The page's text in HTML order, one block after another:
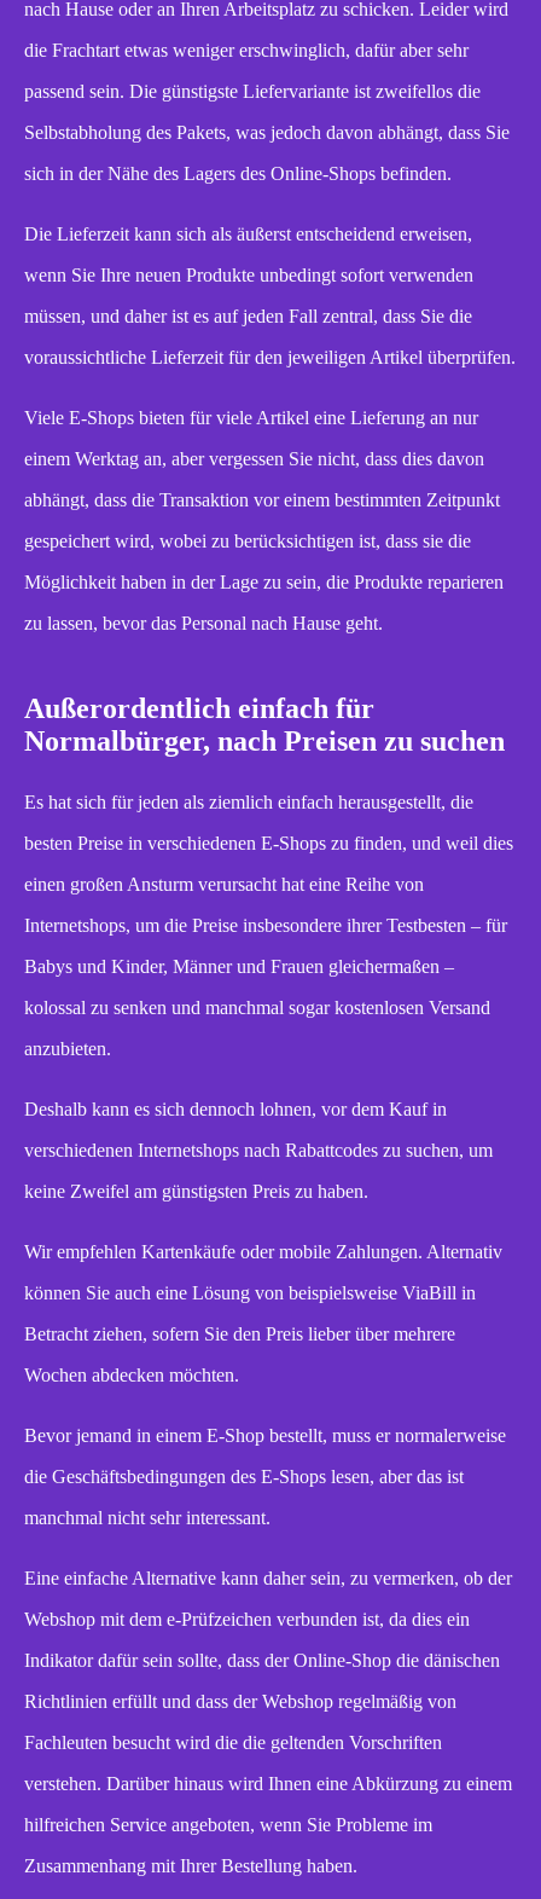
nach Hause oder an Ihren Arbeitsplatz zu schicken. Leider wird
die Frachtart etwas weniger erschwinglich, dafür aber sehr
passend sein. Die günstigste Liefervariante ist zweifellos die
Selbstabholung des Pakets, was jedoch davon abhängt, dass Sie
sich in der Nähe des Lagers des Online-Shops befinden.
Die Lieferzeit kann sich als äußerst entscheidend erweisen,
wenn Sie Ihre neuen Produkte unbedingt sofort verwenden
müssen, und daher ist es auf jeden Fall zentral, dass Sie die
voraussichtliche Lieferzeit für den jeweiligen Artikel überprüfen.
Viele E-Shops bieten für viele Artikel eine Lieferung an nur
einem Werktag an, aber vergessen Sie nicht, dass dies davon
abhängt, dass die Transaktion vor einem bestimmten Zeitpunkt
gespeichert wird, wobei zu berücksichtigen ist, dass sie die
Möglichkeit haben in der Lage zu sein, die Produkte reparieren
zu lassen, bevor das Personal nach Hause geht.
Außerordentlich einfach für
Normalbürger, nach Preisen zu suchen
Es hat sich für jeden als ziemlich einfach herausgestellt, die
besten Preise in verschiedenen E-Shops zu finden, und weil dies
einen großen Ansturm verursacht hat eine Reihe von
Internetshops, um die Preise insbesondere ihrer Testbesten – für
Babys und Kinder, Männer und Frauen gleichermaßen –
kolossal zu senken und manchmal sogar kostenlosen Versand
anzubieten.
Deshalb kann es sich dennoch lohnen, vor dem Kauf in
verschiedenen Internetshops nach Rabattcodes zu suchen, um
keine Zweifel am günstigsten Preis zu haben.
Wir empfehlen Kartenkäufe oder mobile Zahlungen. Alternativ
können Sie auch eine Lösung von beispielsweise ViaBill in
Betracht ziehen, sofern Sie den Preis lieber über mehrere
Wochen abdecken möchten.
Bevor jemand in einem E-Shop bestellt, muss er normalerweise
die Geschäftsbedingungen des E-Shops lesen, aber das ist
manchmal nicht sehr interessant.
Eine einfache Alternative kann daher sein, zu vermerken, ob der
Webshop mit dem e-Prüfzeichen verbunden ist, da dies ein
Indikator dafür sein sollte, dass der Online-Shop die dänischen
Richtlinien erfüllt und dass der Webshop regelmäßig von
Fachleuten besucht wird die die geltenden Vorschriften
verstehen. Darüber hinaus wird Ihnen eine Abkürzung zu einem
hilfreichen Service angeboten, wenn Sie Probleme im
Zusammenhang mit Ihrer Bestellung haben.